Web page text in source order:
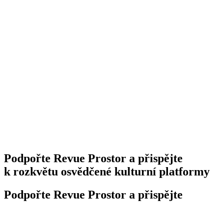
Podpořte Revue Prostor a přispějte
k rozkvětu osvědčené kulturní platformy
Podpořte Revue Prostor a přispějte